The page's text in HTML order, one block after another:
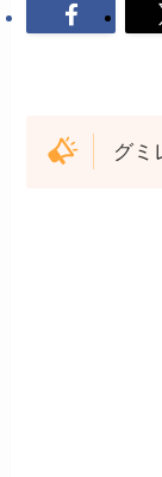
グミ